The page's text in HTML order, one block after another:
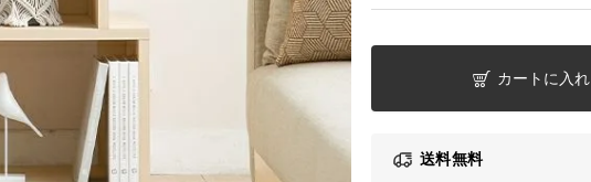
カートに入れ
送料無料